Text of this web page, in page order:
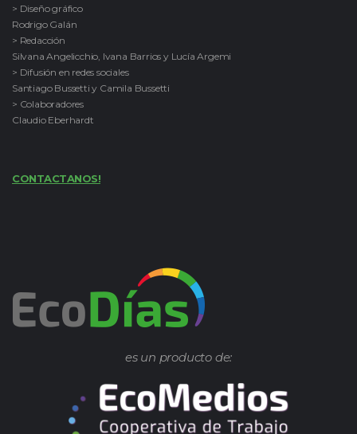
> Diseño gráfico
Rodrigo Galán
> Redacción
Silvana Angelicchio, Ivana Barrios y Lucía Argemi
> Difusión en redes sociales
Santiago Bussetti y Camila Bussetti
> Colaboradores
Claudio Eberhardt
CONTACTANOS!
es un producto de: